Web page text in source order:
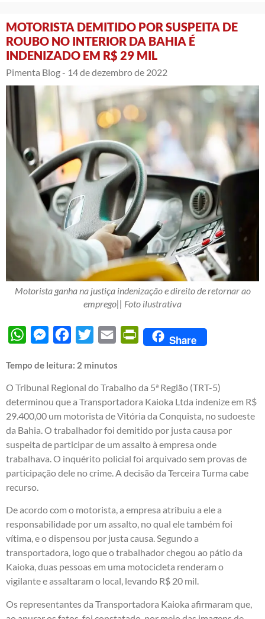
MOTORISTA DEMITIDO POR SUSPEITA DE
ROUBO NO INTERIOR DA BAHIA É
INDENIZADO EM R$ 29 MIL
Pimenta Blog - 14 de dezembro de 2022
Motorista ganha na justiça indenização e direito de retornar ao
emprego|| Foto ilustrativa
WhatsAppMessengerFacebook
Twitter Email PrintFriendly
Share
Tempo de leitura: 2 minutos
O Tribunal Regional do Trabalho da 5ª Região (TRT-5)
determinou que a Transportadora Kaioka Ltda indenize em R$
29.400,00 um motorista de Vitória da Conquista, no sudoeste
da Bahia. O trabalhador foi demitido por justa causa por
suspeita de participar de um assalto à empresa onde
trabalhava. O inquérito policial foi arquivado sem provas de
participação dele no crime. A decisão da Terceira Turma cabe
recurso.
De acordo com o motorista, a empresa atribuiu a ele a
responsabilidade por um assalto, no qual ele também foi
vítima, e o dispensou por justa causa. Segundo a
transportadora, logo que o trabalhador chegou ao pátio da
Kaioka, duas pessoas em uma motocicleta renderam o
vigilante e assaltaram o local, levando R$ 20 mil.
Os representantes da Transportadora Kaioka afirmaram que,